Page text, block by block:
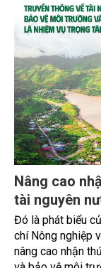
Từng bị xem là
thành nguyên
trường, mở
tuần hoàn xanh
2020 đến nay),
trong nước và